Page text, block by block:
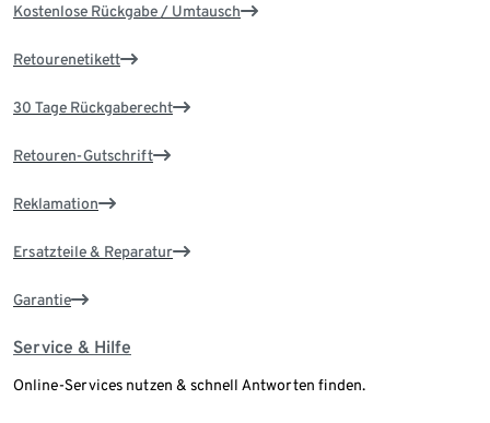
Kostenlose Rückgabe / Umtausch
Retourenetikett
30 Tage Rückgaberecht
Retouren-Gutschrift
Reklamation
Ersatzteile & Reparatur
Garantie
Service & Hilfe
Online-Services nutzen & schnell Antworten finden.